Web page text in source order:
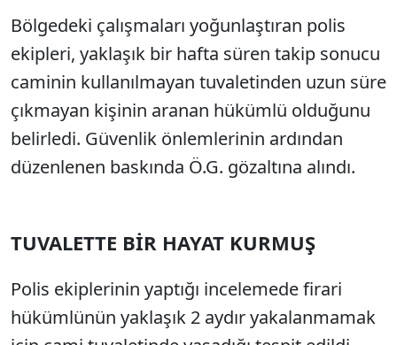
Bölgedeki çalışmaları yoğunlaştıran polis
ekipleri, yaklaşık bir hafta süren takip sonucu
caminin kullanılmayan tuvaletinden uzun süre
çıkmayan kişinin aranan hükümlü olduğunu
belirledi. Güvenlik önlemlerinin ardından
düzenlenen baskında Ö.G. gözaltına alındı.
TUVALETTE BİR HAYAT KURMUŞ
Polis ekiplerinin yaptığı incelemede firari
hükümlünün yaklaşık 2 aydır yakalanmamak